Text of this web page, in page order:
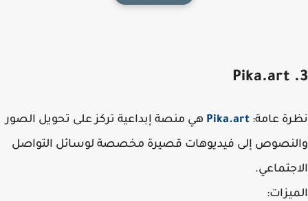
عامة:
Pika.artهي منصة إبداعية تركز على تحويل الصور
إلى فيديوهات قصيرة مخصصة لوسائل التواصل
: